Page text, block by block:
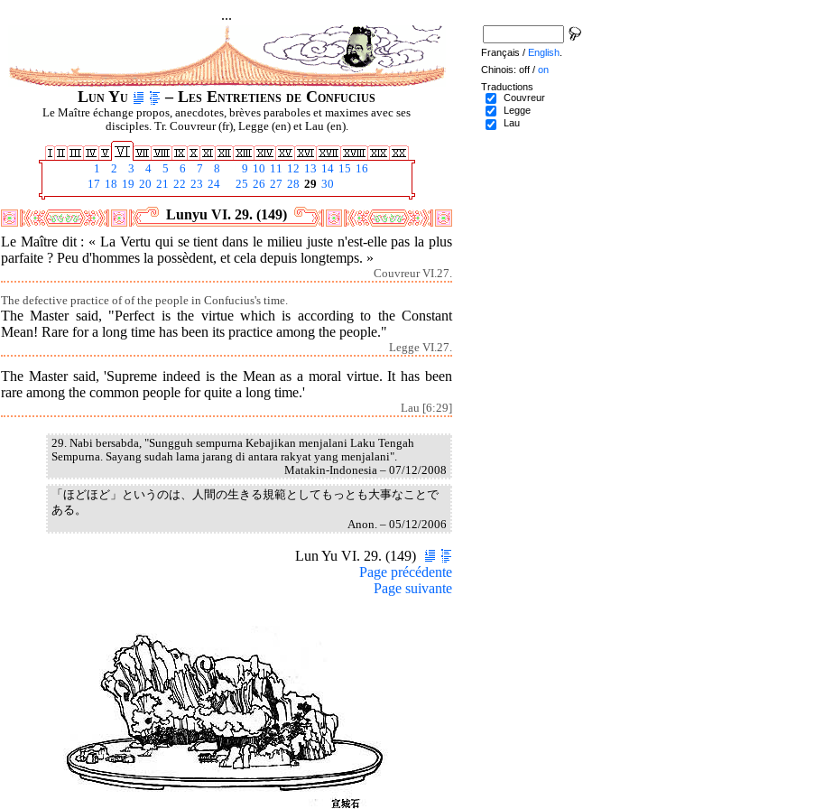
...
Lun Yu – Les Entretiens de Confucius
Le Maître échange propos, anecdotes, brèves paraboles et maximes avec ses
disciples. Tr. Couvreur (fr), Legge (en) et Lau (en).
1 2 3 4 5 6 7 8 9 10 11 12 13 14 15 16
17 18 19 20 21 22 23 24 25 26 27 28 29 30
Lunyu VI. 29. (149)
Le Maître dit : « La Vertu qui se tient dans le milieu juste n'est-elle pas la plus
parfaite ? Peu d'hommes la possèdent, et cela depuis longtemps. »
Couvreur VI.27.
The defective practice of of the people in Confucius's time.
The Master said, "Perfect is the virtue which is according to the Constant
Mean! Rare for a long time has been its practice among the people."
Legge VI.27.
The Master said, 'Supreme indeed is the Mean as a moral virtue. It has been
rare among the common people for quite a long time.'
Lau [6:29]
29. Nabi bersabda, "Sungguh sempurna Kebajikan menjalani Laku Tengah
Sempurna. Sayang sudah lama jarang di antara rakyat yang menjalani".
Matakin-Indonesia – 07/12/2008
「ほどほど」というのは、人間の生きる規範としてもっとも大事なことで
ある。
Anon. – 05/12/2006
Lun Yu VI. 29. (149)
Page précédente
Page suivante
Français / English
Chinois: off / on
Traductions
Couvreur
Legge
Lau